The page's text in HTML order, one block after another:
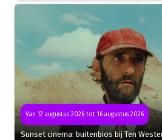
Van 12 augustus 2026 tot 16 augustus 2026
Sunset cinema: buitenbios bij Ten